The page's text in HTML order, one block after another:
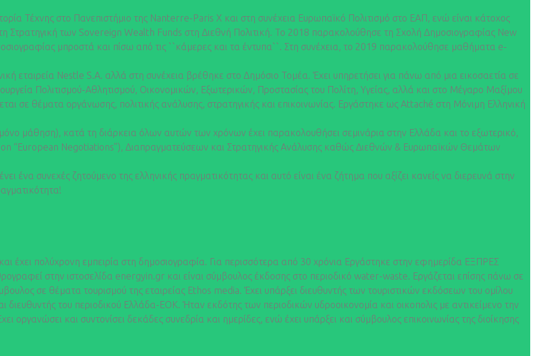
Τέχνης στο Πανεπιστήμιο της Nanterre-Paris X και στη συνέχεια Ευρωπαϊκό Πολιτισμό στο ΕΑΠ, ενώ είναι κάτοχος
Στρατηγική των Sovereign Wealth Funds στη Διεθνή Πολιτική. Το 2018 παρακολούθησε τη Σχολή Δημοσιογραφίας New
μπροστά και πίσω από τις ``κάμερες και τα έντυπα``. Στη συνέχεια, το 2019 παρακολούθησε μαθήματα e-
εταιρεία Nestle S.A. αλλά στη συνέχεια βρέθηκε στο Δημόσιο Τομέα. Έχει υπηρετήσει για πάνω από μια εικοσαετία σε
Πολιτισμού-Αθλητισμού, Οικονομικών, Εξωτερικών, Προστασίας του Πολίτη, Υγείας, αλλά και στο Μέγαρο Μαξίμου
σε θέματα οργάνωσης, πολιτικής ανάλυσης, στρατηγικής και επικοινωνίας. Εργάστηκε ως Attaché στη Μόνιμη Ελληνική
μόνο μάθηση), κατά τη διάρκεια όλων αυτών των χρόνων έχει παρακολουθήσει σεμινάρια στην Ελλάδα και το εξωτερικό,
“European Negotiations”), Διαπραγματεύσεων και Στρατηγικής Ανάλυσης καθώς Διεθνών & Ευρωπαϊκών Θεμάτων
ένα συνεχές ζητούμενο της ελληνικής πραγματικότητας και αυτό είναι ένα ζήτημα που αξίζει κανείς να διερευνά στην
έχει πολύχρονη εμπειρία στη δημοσιογραφία. Για περισσότερα από 30 χρόνια Εργάστηκε στην εφημερίδα ΕΞΠΡΕΣ
στην ιστοσελίδα energyin.gr και είναι σύμβουλος έκδοσης στο περιοδικό water-waste. Εργάζεται επίσης πάνω σε
σε θέματα τουρισμού της εταιρείας Ethos media. Έχει υπάρξει διευθυντής των τουριστικών εκδόσεων του ομίλου
του περιοδικού Ελλάδα-ΕΟΚ. Ήταν εκδότης των περιοδικών υδροοικονομία και οικοπολις με αντικείμενο την
και συντονίσει δεκάδες συνεδρία και ημερίδες, ενώ έχει υπάρξει και σύμβουλος επικοινωνίας της διοίκησης